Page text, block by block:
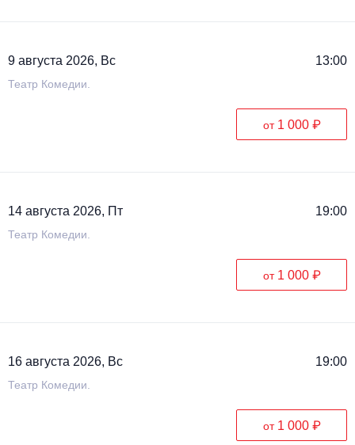
9 августа 2026, Вс 13:00
Театр Комедии.
от 1 000 ₽
14 августа 2026, Пт 19:00
Театр Комедии.
от 1 000 ₽
16 августа 2026, Вс 19:00
Театр Комедии.
от 1 000 ₽